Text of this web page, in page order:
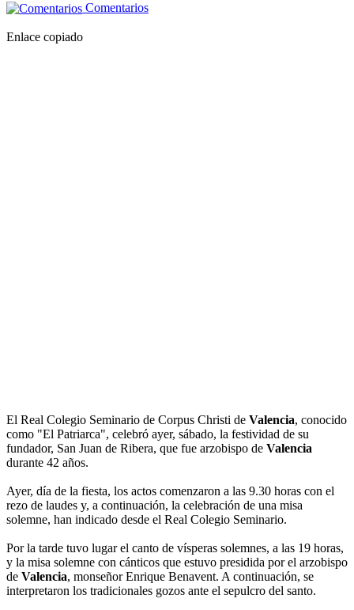
Comentarios
Enlace copiado
El Real Colegio Seminario de Corpus Christi de Valencia, conocido
como "El Patriarca", celebró ayer, sábado, la festividad de su
fundador, San Juan de Ribera, que fue arzobispo de Valencia
durante 42 años.
Ayer, día de la fiesta, los actos comenzaron a las 9.30 horas con el
rezo de laudes y, a continuación, la celebración de una misa
solemne, han indicado desde el Real Colegio Seminario.
Por la tarde tuvo lugar el canto de vísperas solemnes, a las 19 horas,
y la misa solemne con cánticos que estuvo presidida por el arzobispo
de Valencia, monseñor Enrique Benavent. A continuación, se
interpretaron los tradicionales gozos ante el sepulcro del santo.